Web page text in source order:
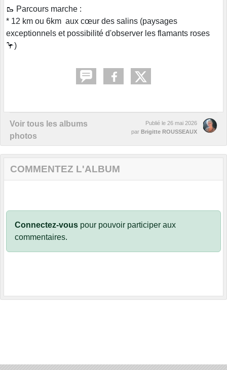
🥾 Parcours marche :
* 12 km ou 6km aux cœur des salins (paysages
exceptionnels et possibilité d'observer les flamants roses
🦩)
Voir tous les albums
photos
Publié le 26 mai 2026
par Brigitte ROUSSEAUX
COMMENTEZ L'ALBUM
Connectez-vous pour pouvoir participer aux
commentaires.